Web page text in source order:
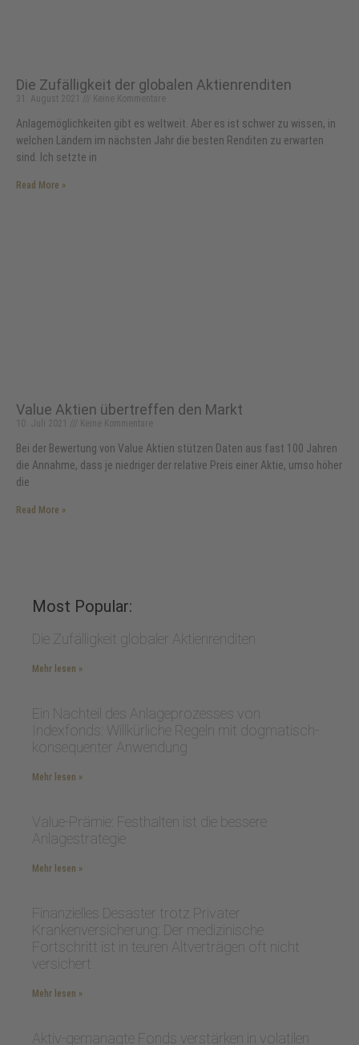
Die Zufälligkeit der globalen Aktienrenditen
31. August 2021 Keine Kommentare
Anlagemöglichkeiten gibt es weltweit. Aber es ist schwer zu wissen, in
welchen Ländern im nächsten Jahr die besten Renditen zu erwarten
sind. Ich setzte in
Read More »
Value Aktien übertreffen den Markt
10. Juli 2021 Keine Kommentare
Bei der Bewertung von Value Aktien stützen Daten aus fast 100 Jahren
die Annahme, dass je niedriger der relative Preis einer Aktie, umso höher
die
Read More »
Most Popular:
Die Zufälligkeit globaler Aktienrenditen
Mehr lesen »
Ein Nachteil des Anlageprozesses von
Indexfonds: Willkürliche Regeln mit dogmatisch-
konsequenter Anwendung
Mehr lesen »
Value-Prämie: Festhalten ist die bessere
Anlagestrategie
Mehr lesen »
Finanzielles Desaster trotz Privater
Krankenversicherung: Der medizinische
Fortschritt ist in teuren Altverträgen oft nicht
versichert
Mehr lesen »
Aktiv-gemanagte Fonds verstärken in volatilen